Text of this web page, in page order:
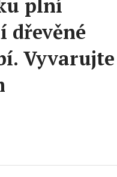
plní
dřevěné
Vyvarujte